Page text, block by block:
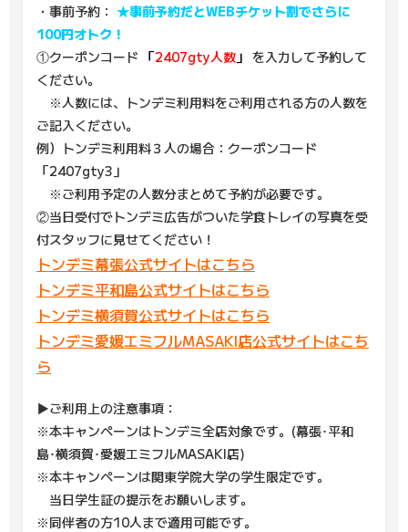
・事前予約： ★事前予約だとWEBチケット割でさらに
100円オトク！
①クーポンコード 「2407gty人数 」 を入力して予約して
ください。
※人数には、トンデミ利用料をご利用される方の人数を
ご記入ください。
例）トンデミ利用料３人の場合：クーポンコード
「2407gty3」
※ご利用予定の人数分まとめて予約が必要です。
②当日受付でトンデミ広告がついた学食トレイの写真を受
付スタッフに見せてください！
トンデミ幕張公式サイトはこちら
トンデミ平和島公式サイトはこちら
トンデミ横須賀公式サイトはこちら
トンデミ愛媛エミフルMASAKI店公式サイトはこち
ら
▶ご利用上の注意事項：
※本キャンペーンはトンデミ全店対象です。(幕張･平和
島･横須賀･愛媛エミフルMASAKI店)
※本キャンペーンは関東学院大学の学生限定です。
当日学生証の提示をお願いします。
※同伴者の方10人まで適用可能です。